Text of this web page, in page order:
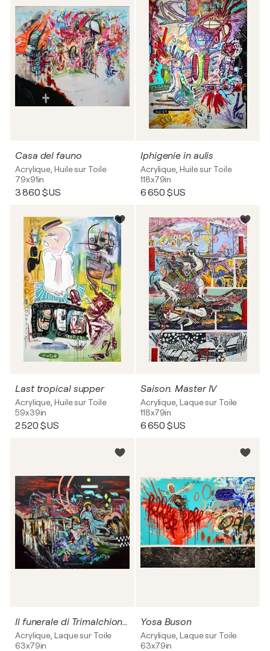
Casa del fauno
Acrylique, Huile sur Toile
79x91in
3 860 $US
Iphigenie in aulis
Acrylique, Huile sur Toile
118x79in
6 650 $US
Last tropical supper
Acrylique, Huile sur Toile
59x39in
2 520 $US
Saison. Master IV
Acrylique, Laque sur Toile
118x79in
6 650 $US
Il funerale di Trimalchione (Mausoleum)
Acrylique, Laque sur Toile
63x79in
Yosa Buson
Acrylique, Laque sur Toile
63x79in